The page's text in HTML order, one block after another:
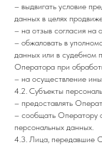
– выдвигать условие
данных в целях
– на отзыв согласия на
– обжаловать в
данных или в судебном
Оператора при
– на осуществление
4.2. Субъекты
– предоставлять
– сообщать Оператору
персональных данных.
4.3. Лица, передавшие